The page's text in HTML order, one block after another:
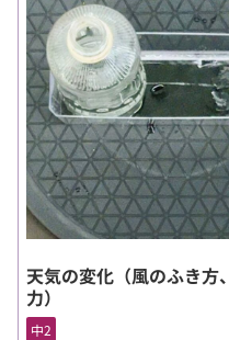
天気の変化（風のふき方
力）
中2